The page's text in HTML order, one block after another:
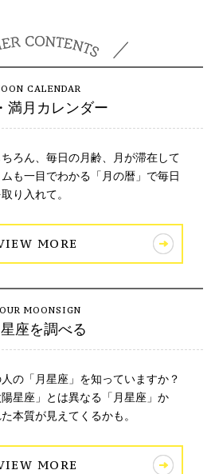
満月カレンダー
ろん、毎日の月齢、月が滞在して
も一目でわかる「月の暦」で毎日
り入れて。
MORE
座を調べる
の「月星座」を知っていますか？
星座」とは異なる「月星座」か
本質が見えてくるかも。
MORE